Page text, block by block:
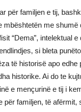
për familjen e tij,
mbështetën me
“Dema”, intelektual
si bleta
të historisë apo
historike. Ai do te
e mençurinë e tij i
për familjen, të afërmit,